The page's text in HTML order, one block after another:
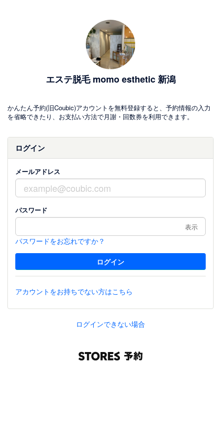
エステ脱毛 momo esthetic 新潟
かんたん予約(旧Coubic)アカウントを無料登録すると、予約情報の入力
を省略できたり、お支払い方法で月謝・回数券を利用できます。
ログイン
メールアドレス
パスワード
表示
パスワードをお忘れですか？
アカウントをお持ちでない方はこちら
ログインできない場合